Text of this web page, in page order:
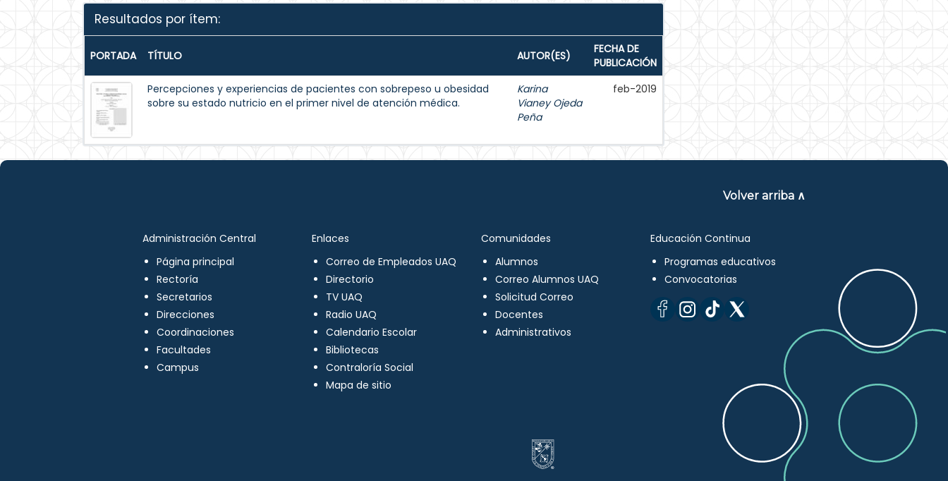
Resultados por ítem:
PORTADA TÍTULO AUTOR(ES)
FECHA DE
PUBLICACIÓN
Percepciones y experiencias de pacientes con sobrepeso u obesidad
sobre su estado nutricio en el primer nivel de atención médica.
Karina
Vianey Ojeda
Peña
feb-2019
Volver arriba ∧
Administración Central
Página principal
Rectoría
Secretarios
Direcciones
Coordinaciones
Facultades
Campus
Enlaces
Correo de Empleados UAQ
Directorio
TV UAQ
Radio UAQ
Calendario Escolar
Bibliotecas
Contraloría Social
Mapa de sitio
Comunidades
Alumnos
Correo Alumnos UAQ
Solicitud Correo
Docentes
Administrativos
Educación Continua
Programas educativos
Convocatorias